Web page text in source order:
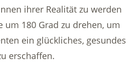
ihrer Realität zu werden
um 180 Grad zu drehen, um
ein glückliches, gesundes
erschaffen.